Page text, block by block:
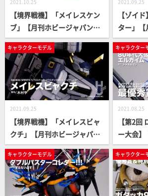
2021.10.25
【境界戦機】「メイレスケン
ブ」【月刊ホビージャパン12
月号作例】
2021.09.25
【ゾイ
ター」【
11月号
キャラクターモデル
2021.09.25
【境界戦機】「メイレスビャ
クチ」【月刊ホビージャパン
11月号作例】
キャラクター
2021.08.25
【第2回
ー大会】
エルガイ
ャパン
キャラクターモデル キャラクター